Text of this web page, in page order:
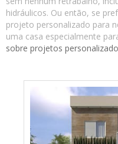
hidráulicos. Ou então, se
projeto personalizado para
uma casa especialmente
sobre projetos